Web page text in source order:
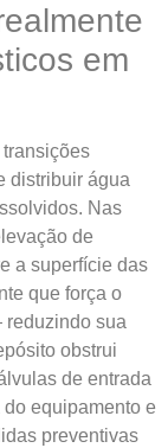
em
distribuir água
Nas
de
a superfície das
que força o
sua
obstrui
de entrada
equipamento e
preventivas